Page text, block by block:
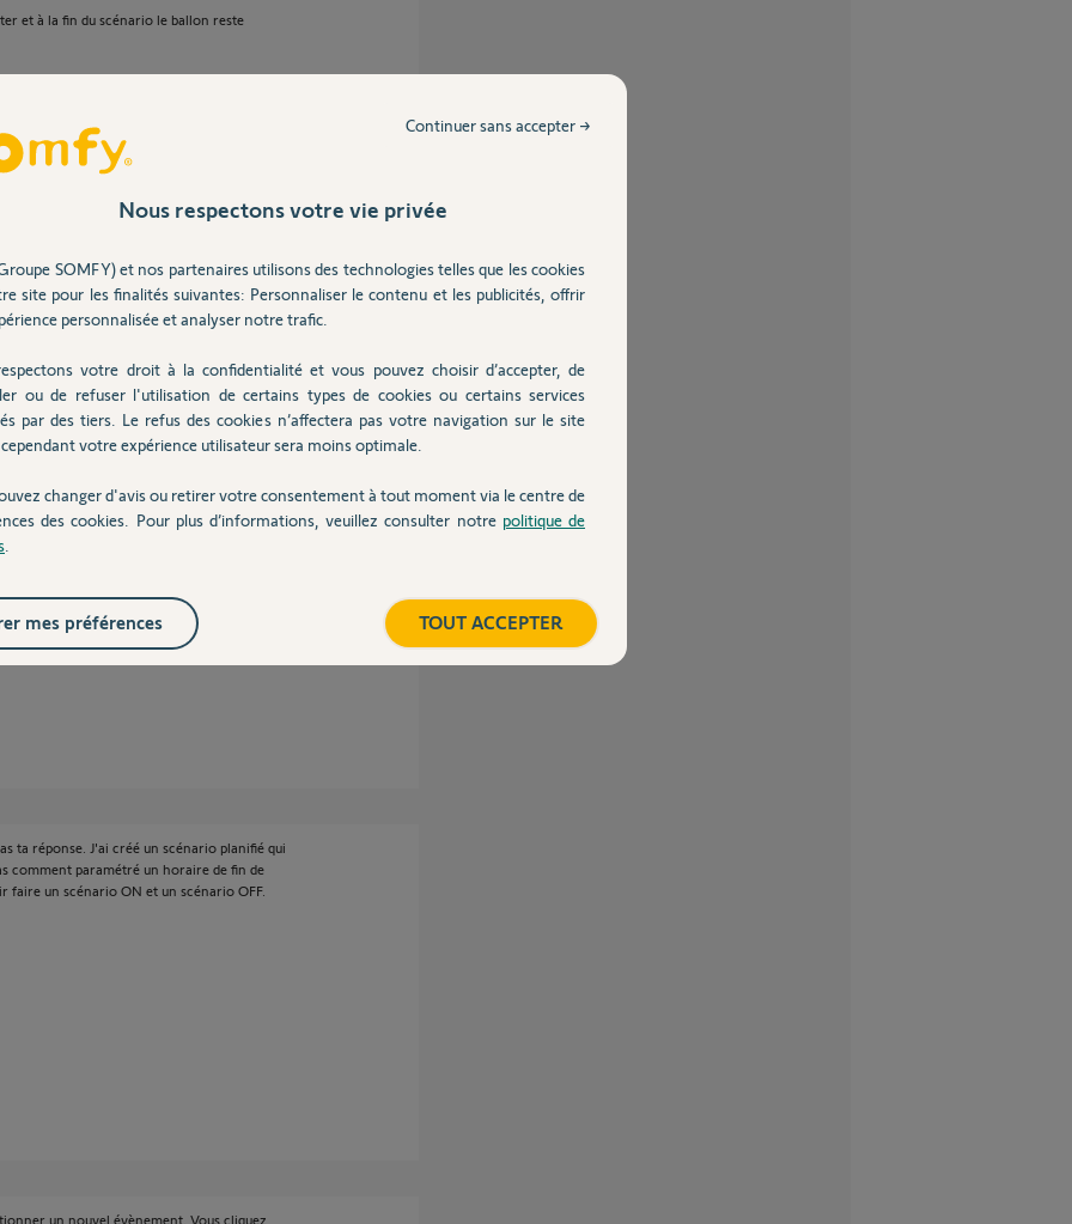
et à la fin du scénario le ballon reste
condition ?
Donc pas possible de réaliser votre
ses valeurs ne peuvent pas être
dessus.
eau étant de 1h30 à 2h vous pouvez
eau ON de 1h à 5h et il se coupera à 5h
que la tempé du chauffe-eau sera atteinte il
allumé sur la Switch.
ta réponse. J'ai créé un scénario planifié qui
comment paramétré un horaire de fin de
un scénario ON et un scénario OFF.
un nouvel évènement. Vous cliquez
Nous respectons votre vie privée
SOMFY) et nos partenaires utilisons des technologies telles que les cookies
site pour les finalités suivantes: Personnaliser le contenu et les publicités, offrir
personnalisée et analyser notre trafic.
votre droit à la confidentialité et vous pouvez choisir d’accepter, de
ou de refuser l'utilisation de certains types de cookies ou certains services
par des tiers. Le refus des cookies n’affectera pas votre navigation sur le site
votre expérience utilisateur sera moins optimale.
changer d'avis ou retirer votre consentement à tout moment via le centre de
des cookies. Pour plus d’informations, veuillez consulter notre politique de
Continuer sans accepter →
TOUT ACCEPTER
mes préférences